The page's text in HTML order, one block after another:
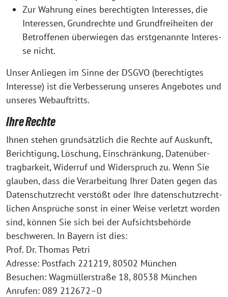
Zur Wah­rung eines berech­tig­ten Inter­es­ses, die
Inter­es­sen, Grund­rech­te und Grund­frei­hei­ten der
Betrof­fe­nen über­wie­gen das erst­ge­nann­te Inter­es­
se nicht.
Unser Anlie­gen im Sin­ne der DSGVO (berech­tig­tes
Inter­es­se) ist die Ver­bes­se­rung unse­res Ange­bo­tes und
unse­res Webauftritts.
Ihre Rechte
Ihnen ste­hen grund­sätz­lich die Rech­te auf Aus­kunft,
Berich­ti­gung, Löschung, Ein­schrän­kung, Daten­über­
trag­bar­keit, Wider­ruf und Wider­spruch zu. Wenn Sie
glau­ben, dass die Ver­ar­bei­tung Ihrer Daten gegen das
Daten­schutz­recht ver­stößt oder Ihre daten­schutz­recht­
li­chen Ansprü­che sonst in einer Wei­se ver­letzt wor­den
sind, kön­nen Sie sich bei der Auf­sichts­be­hör­de
beschwe­ren. In Bay­ern ist dies:
Prof. Dr. Tho­mas Petri
Adres­se: Post­fach 221219, 80502 Mün­chen
Besu­chen: Wag­mül­lerstra­ße 18, 80538 Mün­chen
Anru­fen: 089 212672–0